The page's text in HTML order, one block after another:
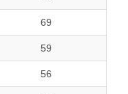
69
59
56